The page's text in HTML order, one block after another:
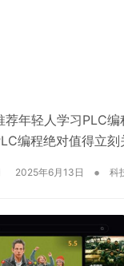
荐年轻人学习PLC
编程绝对值得立
远超普通白领 根据
相比之下，2024年
2025年6月13日 • 科